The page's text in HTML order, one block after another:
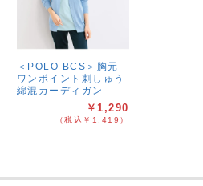
＜POLO BCS＞胸元
ワンポイント刺しゅう
綿混カーディガン
￥1,290
（税込￥1,419）